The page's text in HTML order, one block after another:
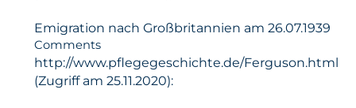
Emigration nach Großbritannien am 26.07.1939
Comments
http://www.pflegegeschichte.de/Ferguson.html
(Zugriff am 25.11.2020):